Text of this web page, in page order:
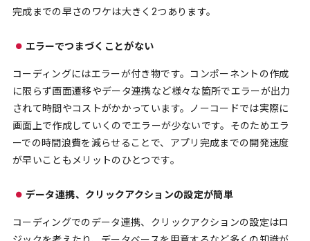
完成までの早さのワケは大きく2つあります。
エラーでつまづくことがない
コーディングにはエラーが付き物です。コンポーネントの作成
に限らず画面遷移やデータ連携など様々な箇所でエラーが出力
されて時間やコストがかかっています。ノーコードでは実際に
画面上で作成していくのでエラーが少ないです。そのためエラ
ーでの時間浪費を減らせることで、アプリ完成までの開発速度
が早いこともメリットのひとつです。
データ連携、クリックアクションの設定が簡単
コーディングでのデータ連携、クリックアクションの設定はロ